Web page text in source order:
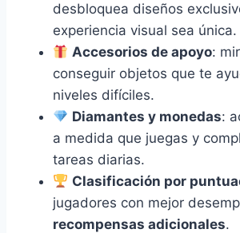
desbloquea diseños
experiencia visual sea única.
Accesorios de apoyo:
conseguir objetos que te
niveles difíciles.
Diamantes y monedas:
a medida que juegas y
tareas diarias.
Clasificación por
jugadores con mejor
recompensas adicionales.